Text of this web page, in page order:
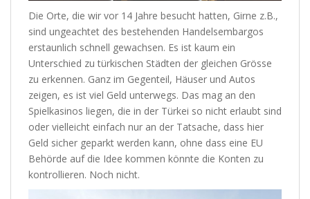
Die Orte, die wir vor 14 Jahre besucht hatten, Girne z.B.,
sind ungeachtet des bestehenden Handelsembargos
erstaunlich schnell gewachsen. Es ist kaum ein
Unterschied zu türkischen Städten der gleichen Grösse
zu erkennen. Ganz im Gegenteil, Häuser und Autos
zeigen, es ist viel Geld unterwegs. Das mag an den
Spielkasinos liegen, die in der Türkei so nicht erlaubt sind
oder vielleicht einfach nur an der Tatsache, dass hier
Geld sicher geparkt werden kann, ohne dass eine EU
Behörde auf die Idee kommen könnte die Konten zu
kontrollieren. Noch nicht.